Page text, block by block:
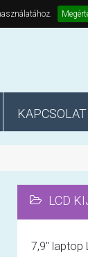
KAPCSOLAT
LCD
7,9" laptop